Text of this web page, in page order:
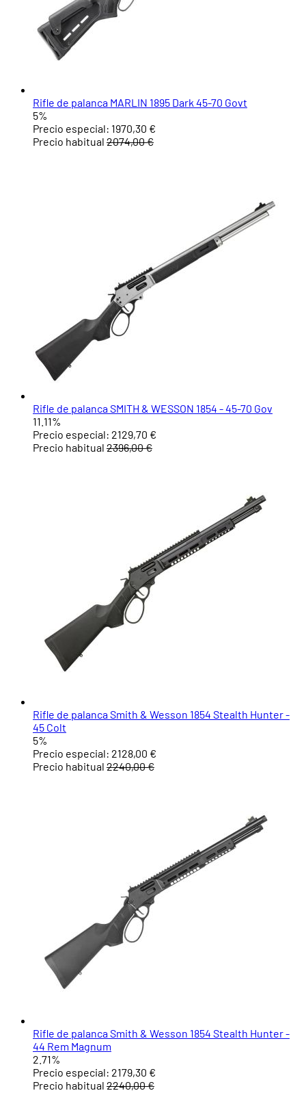
Rifle de palanca MARLIN 1895 Dark 45-70 Govt
5%
Precio especial: 1970,30 €
Precio habitual 2074,00 €
Rifle de palanca SMITH & WESSON 1854 - 45-70 Gov
11.11%
Precio especial: 2129,70 €
Precio habitual 2396,00 €
Rifle de palanca Smith & Wesson 1854 Stealth Hunter -
45 Colt
5%
Precio especial: 2128,00 €
Precio habitual 2240,00 €
Rifle de palanca Smith & Wesson 1854 Stealth Hunter -
44 Rem Magnum
2.71%
Precio especial: 2179,30 €
Precio habitual 2240,00 €